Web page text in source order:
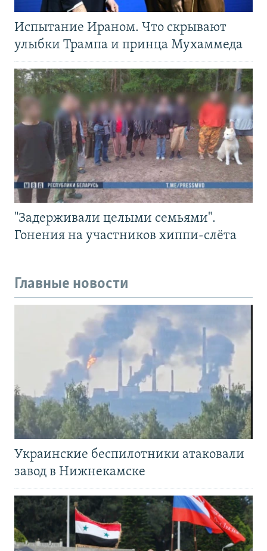
Испытание Ираном. Что скрывают
улыбки Трампа и принца Мухаммеда
"Задерживали целыми семьями".
Гонения на участников хиппи-слёта
Главные новости
Украинские беспилотники атаковали
завод в Нижнекамске